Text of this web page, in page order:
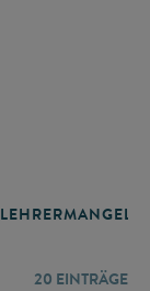
LEHRERMANGEL
20 EINTRÄGE